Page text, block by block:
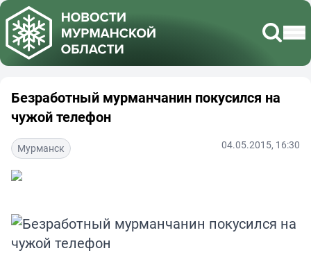
Безработный мурманчанин покусился на
чужой телефон
Мурманск 04.05.2015, 16:30